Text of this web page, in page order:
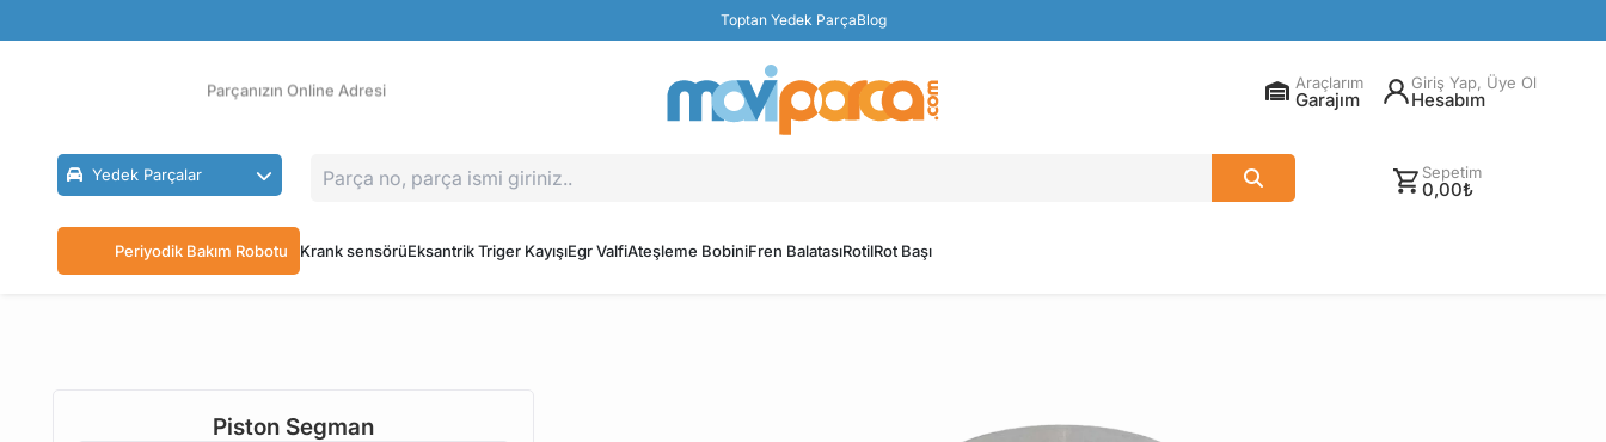
Toptan Yedek ParçaBlog
Ücretsiz İade
Parçanızın Online Adresi Araçlarım
Garajım
Giriş Yap, Üye Ol
Hesabım
Yedek Parçalar Sepetim
0,00₺
Periyodik Bakım Robotu Krank sensörüEksantrik Triger KayışıEgr ValfiAteşleme BobiniFren BalatasıRotilRot Başı
Piston Segman